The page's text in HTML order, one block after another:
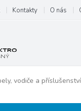
Kontakty O nás
vodiče a příslušenství